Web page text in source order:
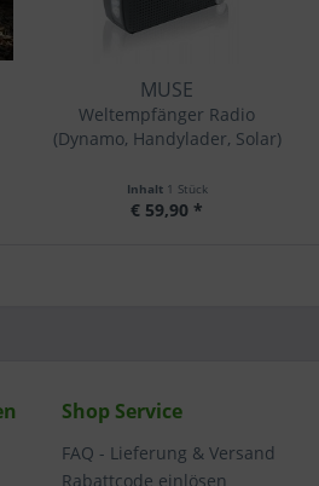
MUSE
Weltempfänger Radio
(Dynamo, Handylader, Solar)
Inhalt 1 Stück
€ 59,90 *
Shop Service
FAQ - Lieferung & Versand
Rabattcode einlösen